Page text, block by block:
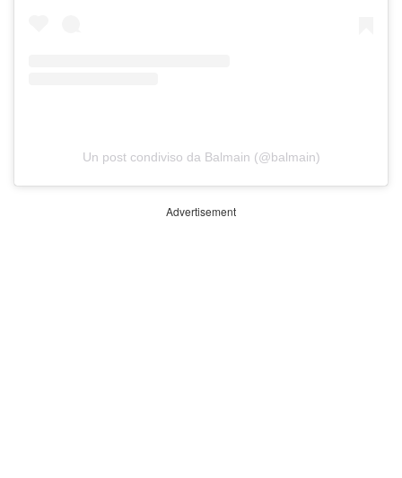
Un post condiviso da Balmain (@balmain)
Advertisement